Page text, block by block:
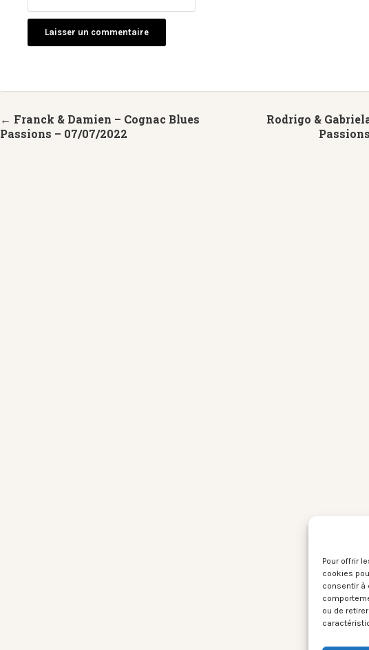
Pour offrir
cookies
consentir à
ou de
Rodrigo &
← Franck & Damien – Cognac Blues
Passions – 07/07/2022